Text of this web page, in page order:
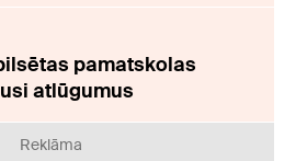
pamatskolas
atlūgumus
Reklāma